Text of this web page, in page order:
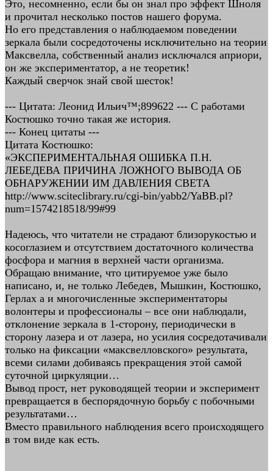
Это, несомненно, если бы он знал про эффект Шноля
и прочитал несколько постов нашего форума.
Но его представления о наблюдаемом поведении
зеркала были сосредоточены исключительно на теории
Максвелла, собственный анализ исключался априори,
он же экспериментатор, а не теоретик!
Каждый сверчок знай свой шесток!
--- Цитата: Леонид Ильич™;899622 --- С работами
Костюшко точно такая же история.
--- Конец цитаты ---
Цитата Костюшко:
«ЭКСПЕРИМЕНТАЛЬНАЯ ОШИБКА П.Н.
ЛЕБЕДЕВА ПРИЧИНА ЛОЖНОГО ВЫВОДА ОБ
ОБНАРУЖЕНИИ ИМ ДАВЛЕНИЯ СВЕТА
http://www.sciteclibrary.ru/cgi-bin/yabb2/YaBB.pl?
num=1574218518/99#99
Надеюсь, что читатели не страдают близорукостью и
косоглазием и отсутствием достаточного количества
фосфора и магния в верхней части организма.
Обращаю внимание, что цитируемое уже было
написано, и, не только Лебедев, Мышкин, Костюшко,
Герлах а и многочисленные экспериментаторы
волонтеры и профессионалы – все они наблюдали,
отклонение зеркала в 1-сторону, периодически в
сторону лазера и от лазера, но усилия сосредотачивали
только на фиксации «максвелловского» результата,
всеми силами добиваясь прекращения этой самой
суточной циркуляции…
Вывод прост, нет руководящей теории и эксперимент
превращается в беспорядочную борьбу с побочными
результатами…
Вместо правильного наблюдения всего происходящего
в том виде как есть.